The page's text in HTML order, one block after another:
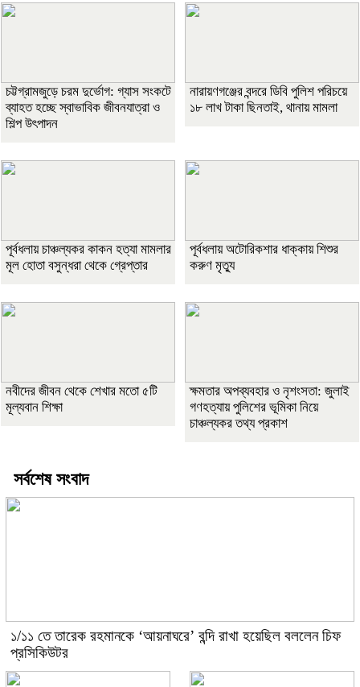
চট্টগ্রামজুড়ে চরম দুর্ভোগ: গ্যাস সংকটে
ব্যাহত হচ্ছে স্বাভাবিক জীবনযাত্রা ও
শিল্প উৎপাদন
নারায়ণগঞ্জের বন্দরে ডিবি পুলিশ পরিচয়ে
১৮ লাখ টাকা ছিনতাই, থানায় মামলা
পূর্বধলায় চাঞ্চল্যকর কাকন হত্যা মামলার
মূল হোতা বসুন্ধরা থেকে গ্রেপ্তার
পূর্বধলায় অটোরিকশার ধাক্কায় শিশুর
করুণ মৃত্যু
নবীদের জীবন থেকে শেখার মতো ৫টি
মূল্যবান শিক্ষা
ক্ষমতার অপব্যবহার ও নৃশংসতা: জুলাই
গণহত্যায় পুলিশের ভূমিকা নিয়ে
চাঞ্চল্যকর তথ্য প্রকাশ
সর্বশেষ সংবাদ
১/১১ তে তারেক রহমানকে ‘আয়নাঘরে’ বন্দি রাখা হয়েছিল বললেন চিফ
প্রসিকিউটর